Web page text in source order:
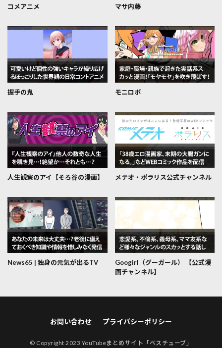
コメアニメ マサ内藤
握手の鬼 モニロボ
人生観察のアイ【そろ谷の漫画】 メテオ・ポラリス公式チャンネル
News65 | 独身の元気が出るTV
Googirl（グーガール） 【公式漫
画チャンネル】
お問い合わせ プライバシーポリシー
© Copyright 2023 YouTubeまとめサイト「ベスチューブ」